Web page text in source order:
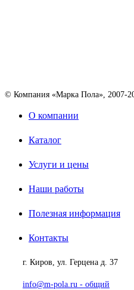
© Компания «Марка Пола», 2007-
О компании
Каталог
Услуги и цены
Наши работы
Полезная информация
Контакты
г. Киров, ул. Герцена д. 37
info@m-pola.ru - общий